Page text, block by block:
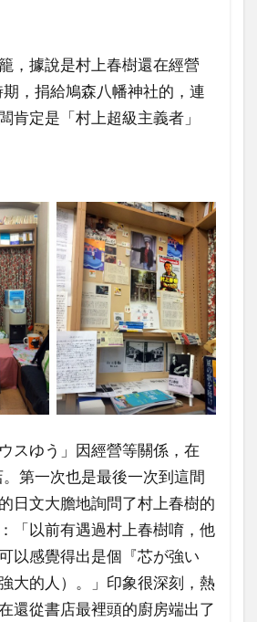
，據說是村上春樹還在經營
期，捐給鳩森八幡神社的，連
肯定是「村上超級主義者」
スゆう」因經營等關係，在
第一次也是最後一次到這間
日文大膽地詢問了村上春樹的
「以前有遇過村上春樹唷，他
以感覺得出是個『芯が強い
大的人）。」印象很深刻，熱
還從書店最裡頭的廚房端出了